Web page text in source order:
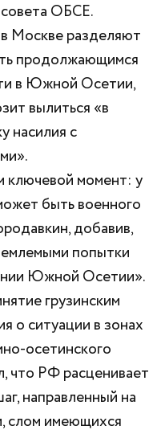
ОБСЕ.
Москве разделяют
продолжающимся
в Южной Осетии,
вылиться «в
насилия с
ключевой момент: у
быть военного
добавив,
попытки
Южной Осетии».
грузинским
о ситуации в зонах
осетинского
что РФ расценивает
направленный на
слом имеющихся